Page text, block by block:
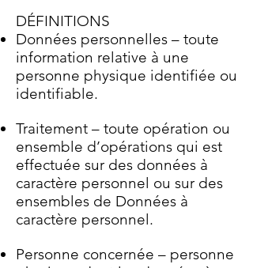
DÉFINITIONS
Données personnelles – toute
information relative à une
personne physique identifiée ou
identifiable.
Traitement – toute opération ou
ensemble d’opérations qui est
effectuée sur des données à
caractère personnel ou sur des
ensembles de Données à
caractère personnel.
Personne concernée – personne